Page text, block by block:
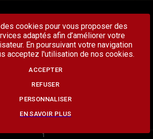
cookies pour vous proposer des
adaptés afin d’améliorer votre
En poursuivant votre navigation
acceptez l'utilisation de nos cookies.
ACCEPTER
REFUSER
PERSONNALISER
EN SAVOIR PLUS